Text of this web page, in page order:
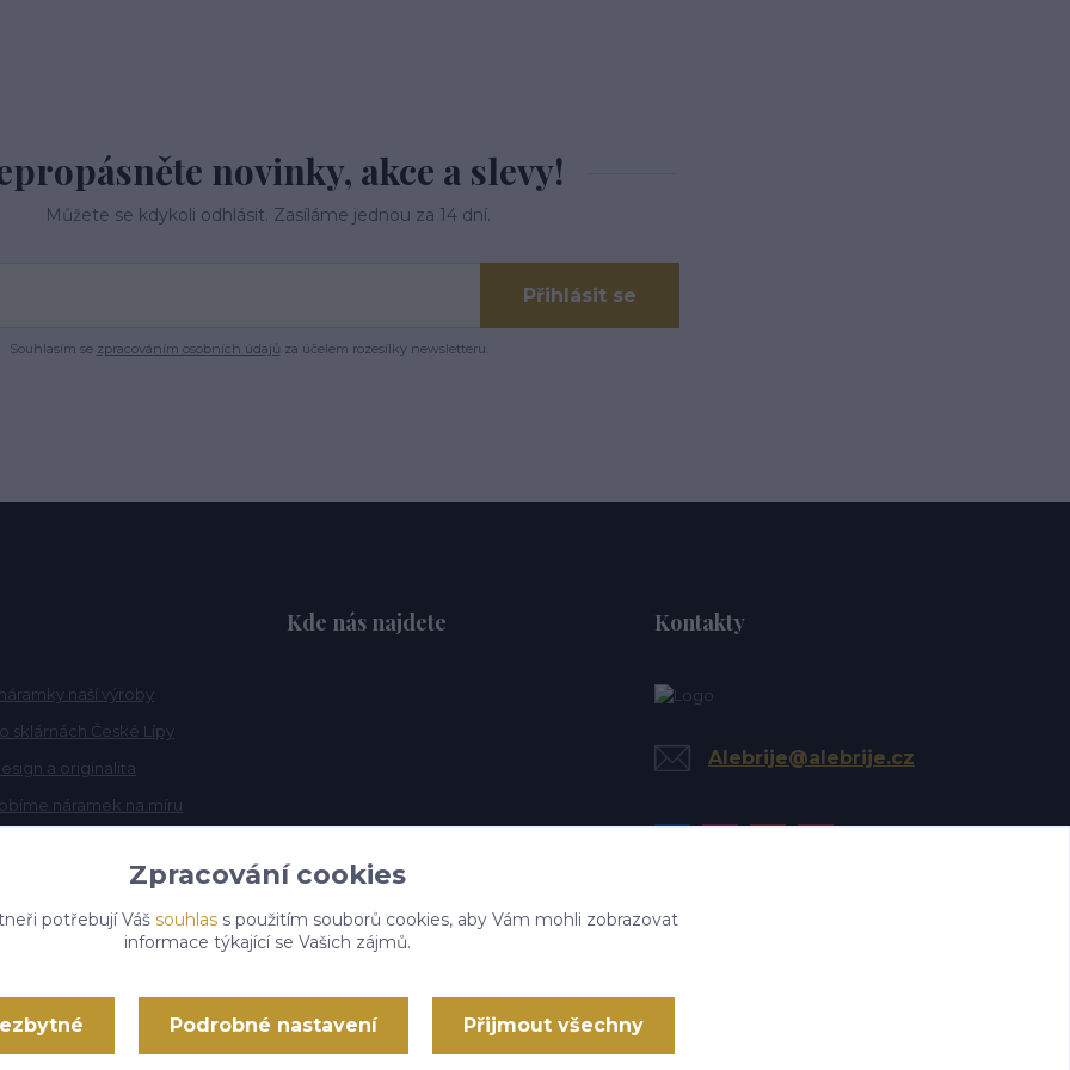
novinky, akce a slevy!
Můžete se kdykoli odhlásit. Zasíláme jednou za 14 dní.
Přihlásit se
Souhlasím se zpracováním osobních údajů za účelem rozesílky newsletteru.
naší výroby
sklárnách České Lípy
a originalita
náramek na míru
Kde nás najdete Kontakty
Alebrije@alebrije.cz
Vytvořeno na Eshop-rychle.cz
Zpracování cookies
potřebují Váš souhlass použitím souborů cookies, aby Vám mohli zobrazovat
informace týkající se Vašich zájmů.
Podrobné nastavení Přijmout všechny